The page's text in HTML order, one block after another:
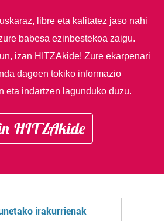
libre eta kalitatez jaso nahi
babesa ezinbestekoa zaigu.
izan HITZAkide!Zure ekarpenari
dagoen tokiko informazio
eta indartzen lagunduko duzu.
HITZAkide
irakurrienak